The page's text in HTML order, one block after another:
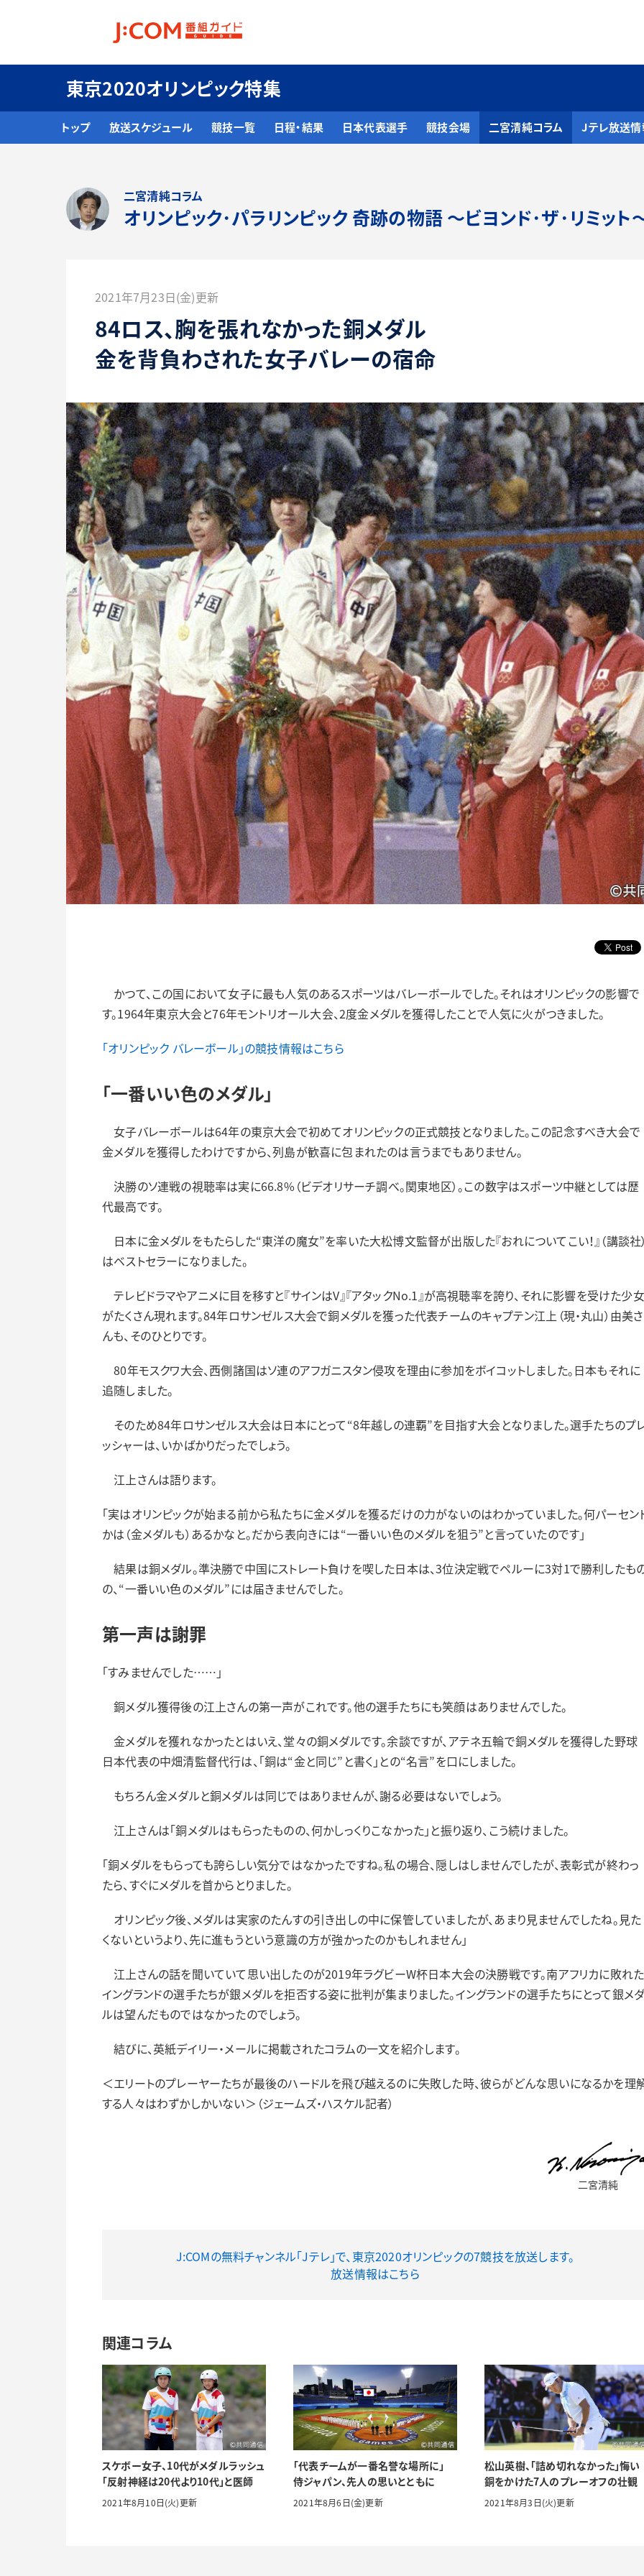
東京2020オリンピック特集
トップ 放送スケジュール 競技一覧 日程・結果 日本代表選手 競技会場 二宮清純コラム Jテレ放送情
二宮清純コラム
オリンピック･パラリンピック 奇跡の物語～ビヨンド･ザ･リミット
2021年7月23日(金)更新
84ロス、胸を張れなかった銅メダル
金を背負わされた女子バレーの宿命
かつて、この国において女子に最も人気のあるスポーツはバレーボールでした。それはオリンピックの影響で
す。1964年東京大会と76年モントリオール大会、2度金メダルを獲得したことで人気に火がつきました。
「オリンピック バレーボール」の競技情報はこちら
「一番いい色のメダル」
女子バレーボールは64年の東京大会で初めてオリンピックの正式競技となりました。この記念すべき大会で
金メダルを獲得したわけですから、列島が歓喜に包まれたのは言うまでもありません。
決勝のソ連戦の視聴率は実に66.8%（ビデオリサーチ調べ。関東地区）。この数字はスポーツ中継としては歴
代最高です。
日本に金メダルをもたらした“東洋の魔女”を率いた大松博文監督が出版した『おれについてこい！』（講談社）
はベストセラーになりました。
テレビドラマやアニメに目を移すと『サインはV』『アタックNo.1』が高視聴率を誇り、それに影響を受けた少女
がたくさん現れます。84年ロサンゼルス大会で銅メダルを獲った代表チームのキャプテン江上（現・丸山）由美さ
んも、そのひとりです。
80年モスクワ大会、西側諸国はソ連のアフガニスタン侵攻を理由に参加をボイコットしました。日本もそれに
追随しました。
そのため84年ロサンゼルス大会は日本にとって“8年越しの連覇”を目指す大会となりました。選手たちのプ
ッシャーは、いかばかりだったでしょう。
江上さんは語ります。
「実はオリンピックが始まる前から私たちに金メダルを獲るだけの力がないのはわかっていました。何パーセン
かは（金メダルも）あるかなと。だから表向きには“一番いい色のメダルを狙う”と言っていたのです」
結果は銅メダル。準決勝で中国にストレート負けを喫した日本は、3位決定戦でペルーに3対1で勝利したも
の、“一番いい色のメダル”には届きませんでした。
第一声は謝罪
「すみませんでした……」
銅メダル獲得後の江上さんの第一声がこれです。他の選手たちにも笑顔はありませんでした。
金メダルを獲れなかったとはいえ、堂々の銅メダルです。余談ですが、アテネ五輪で銅メダルを獲得した野球
日本代表の中畑清監督代行は、「銅は“金と同じ”と書く」との“名言”を口にしました。
もちろん金メダルと銅メダルは同じではありませんが、謝る必要はないでしょう。
江上さんは「銅メダルはもらったものの、何かしっくりこなかった」と振り返り、こう続けました。
「銅メダルをもらっても誇らしい気分ではなかったですね。私の場合、隠しはしませんでしたが、表彰式が終わっ
たら、すぐにメダルを首からとりました。
オリンピック後、メダルは実家のたんすの引き出しの中に保管していましたが、あまり見ませんでしたね。見た
くないというより、先に進もうという意識の方が強かったのかもしれません」
江上さんの話を聞いていて思い出したのが2019年ラグビーW杯日本大会の決勝戦です。南アフリカに敗れた
イングランドの選手たちが銀メダルを拒否する姿に批判が集まりました。イングランドの選手たちにとって銀メ
ルは望んだものではなかったのでしょう。
結びに、英紙デイリー・メールに掲載されたコラムの一文を紹介します。
＜エリートのプレーヤーたちが最後のハードルを飛び越えるのに失敗した時、彼らがどんな思いになるかを理
する人々はわずかしかいない＞（ジェームズ・ハスケル記者）
二宮清純
J:COMの無料チャンネル「Jテレ」で、東京2020オリンピックの7競技を放送します。
放送情報はこちら
関連コラム
スケボー女子、10代がメダルラッシュ
「反射神経は20代より10代」と医師
2021年8月10日(火)更新
「代表チームが一番名誉な場所に」
侍ジャパン、先人の思いとともに
2021年8月6日(金)更新
松山英樹、「詰め切れなかった」悔い
銅をかけた7人のプレーオフの壮観
2021年8月3日(火)更新